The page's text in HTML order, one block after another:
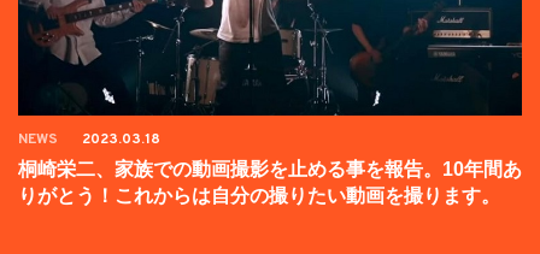
NEWS 2023.03.18
桐崎栄二、家族での動画撮影を止める事を報告。10年間あ
りがとう！これからは自分の撮りたい動画を撮ります。